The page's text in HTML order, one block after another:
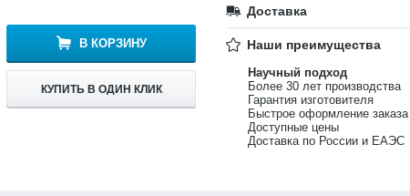
В КОРЗИНУ
КУПИТЬ В ОДИН КЛИК
Доставка
Наши преимущества
Научный подход
Более 30 лет производства
Гарантия изготовителя
Быстрое оформление заказа
Доступные цены
Доставка по России и ЕАЭС